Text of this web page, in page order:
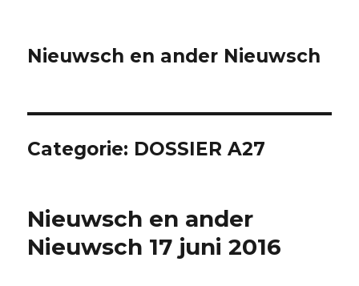
Nieuwsch en ander Nieuwsch
Categorie: DOSSIER A27
Nieuwsch en ander
Nieuwsch 17 juni 2016